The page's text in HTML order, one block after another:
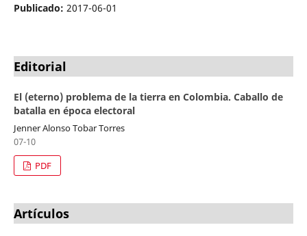
Publicado: 2017-06-01
Editorial
El (eterno) problema de la tierra en Colombia. Caballo de
batalla en época electoral
Jenner Alonso Tobar Torres
07-10
PDF
Artículos